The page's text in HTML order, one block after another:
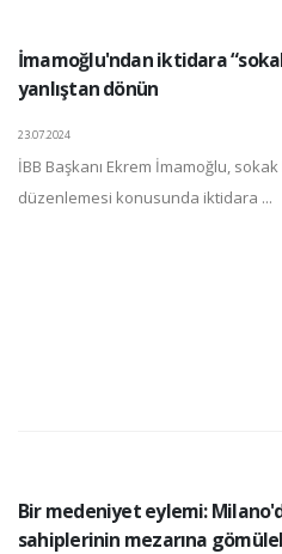
İmamoğlu'ndan iktidara
yanlıştan dönün
23.07.2024
İBB Başkanı Ekrem İmamoğlu,
düzenlemesi konusunda iktidara ...
Bir medeniyet eylemi:
sahiplerinin mezarına